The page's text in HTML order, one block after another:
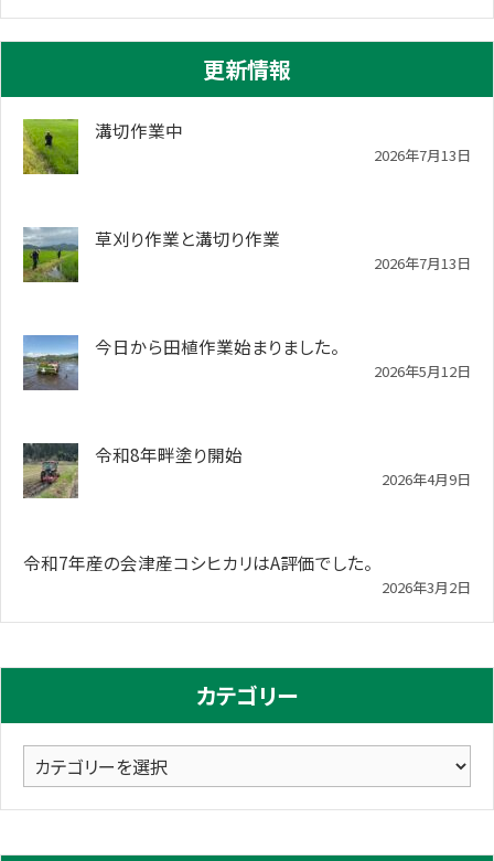
更新情報
溝切作業中
2026年7月13日
草刈り作業と溝切り作業
2026年7月13日
今日から田植作業始まりました。
2026年5月12日
令和8年畔塗り開始
2026年4月9日
令和7年産の会津産コシヒカリはA評価でした。
2026年3月2日
カテゴリー
カ
テ
リ